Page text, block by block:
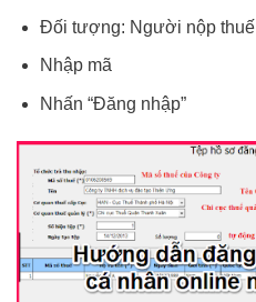
Đối tượng: Người nộp thuế
Nhập mã
Nhấn “Đăng nhập”